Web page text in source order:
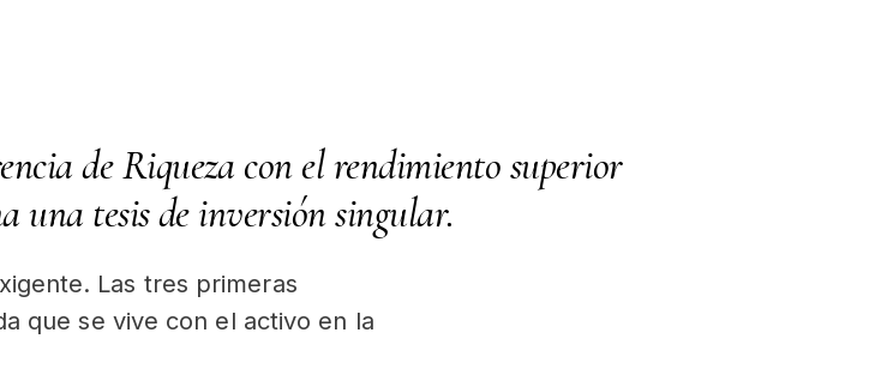
de Riqueza con el rendimiento superior
una tesis de inversión singular.
Las tres primeras
que se vive con el activo en la